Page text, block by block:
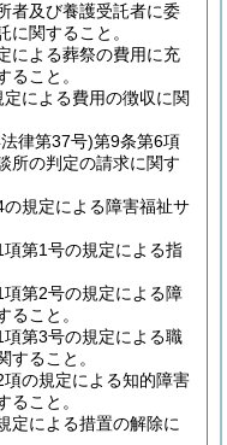
者及び養護受託者に委
関すること。
による葬祭の費用に充
ること。
による費用の徴収に関
律第37号)第9条第6項
所の判定の請求に関す
規定による障害福祉サ
第1号の規定による指
第2号の規定による障
ること。
第3号の規定による職
すること。
の規定による知的障害
ること。
定による措置の解除に